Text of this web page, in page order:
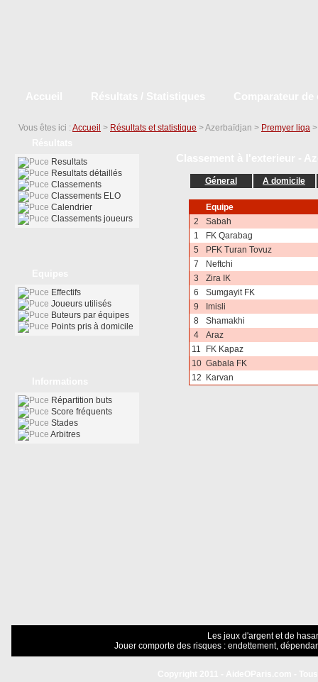
Vous êtes ici : Accueil > Résultats et statistique > Azerbaïdjan > Premyer liqa
Géneral A domicile
Equipe
2
Sabah
1
FK Qarabag
5
PFK Turan Tovuz
7
Neftchi
3
Zira IK
6
Sumgayit FK
9
Imisli
8
Shamakhi
4
Araz
11
FK Kapaz
10 Gabala FK
12
Karvan
Resultats
Resultats détaillés
Classements
Classements ELO
Calendrier
Classements joueurs
Effectifs
Joueurs utilisés
Buteurs par équipes
Points pris à domicile
Répartition buts
Score fréquents
Stades
Arbitres
Les jeux d'argent et de
Jouer comporte des risques : endettement,